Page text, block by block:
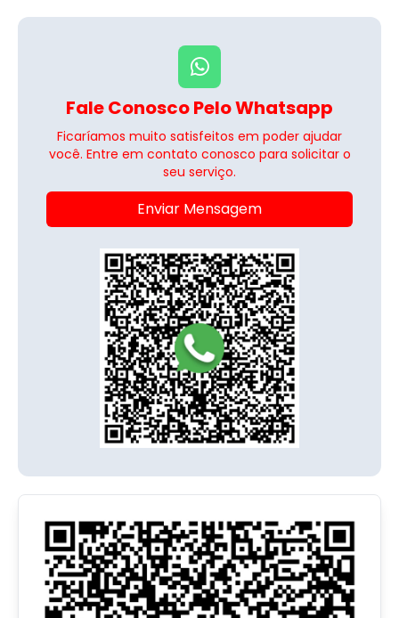
Fale Conosco Pelo Whatsapp
Ficaríamos muito satisfeitos em poder ajudar
você. Entre em contato conosco para solicitar o
seu serviço.
Enviar Mensagem